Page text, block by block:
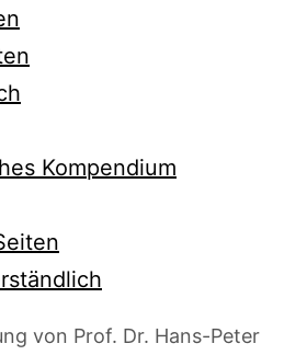
Kompendium
von Prof. Dr. Hans-Peter